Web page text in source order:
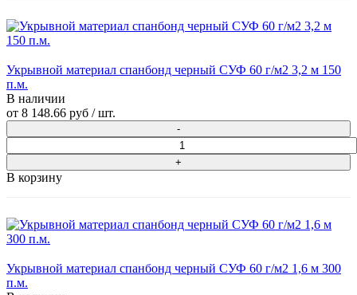
Укрывной материал спанбонд черный СУФ 60 г/м2 3,2 м 150
п.м.
В наличии
от 8 148.66 руб / шт.
В корзину
Укрывной материал спанбонд черный СУФ 60 г/м2 1,6 м 300
п.м.